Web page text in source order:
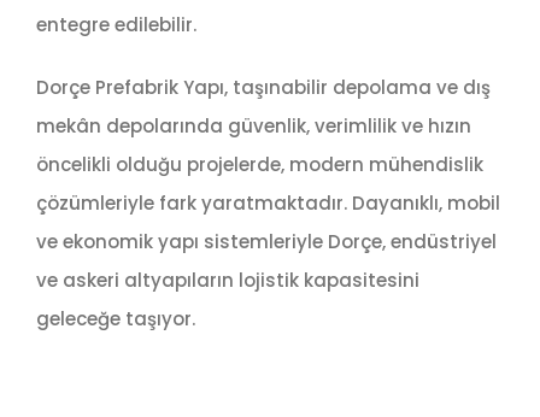
entegre edilebilir.
Dorçe Prefabrik Yapı, taşınabilir depolama ve dış
mekân depolarında güvenlik, verimlilik ve hızın
öncelikli olduğu projelerde, modern mühendislik
çözümleriyle fark yaratmaktadır. Dayanıklı, mobil
ve ekonomik yapı sistemleriyle Dorçe, endüstriyel
ve askeri altyapıların lojistik kapasitesini
geleceğe taşıyor.